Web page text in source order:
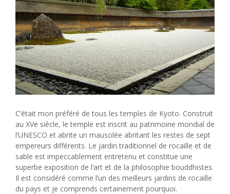
C’était mon préféré de tous les temples de Kyoto. Construit
au XVe siècle, le temple est inscrit au patrimoine mondial de
l’UNESCO et abrite un mausolée abritant les restes de sept
empereurs différents. Le jardin traditionnel de rocaille et de
sable est impeccablement entretenu et constitue une
superbe exposition de l’art et de la philosophie bouddhistes.
Il est considéré comme l’un des meilleurs jardins de rocaille
du pays et je comprends certainement pourquoi.